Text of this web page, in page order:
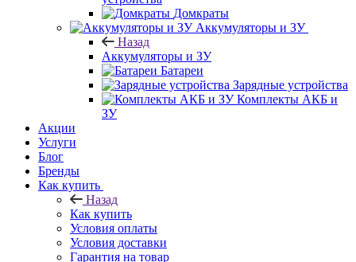
Домкраты
Аккумуляторы и ЗУ
Назад
Аккумуляторы и ЗУ
Батареи
Зарядные устройства
Комплекты АКБ и
ЗУ
Акции
Услуги
Блог
Бренды
Как купить
Назад
Как купить
Условия оплаты
Условия доставки
Гарантия на товар